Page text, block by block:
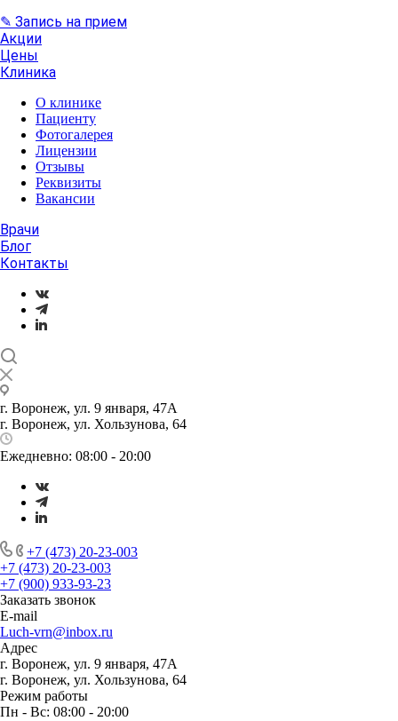
✎ Запись на прием
Акции
Цены
Клиника
О клинике
Пациенту
Фотогалерея
Лицензии
Отзывы
Реквизиты
Вакансии
Врачи
Блог
Контакты
г. Воронеж, ул. 9 января, 47А
г. Воронеж, ул. Хользунова, 64
Ежедневно: 08:00 - 20:00
+7 (473) 20-23-003
+7 (473) 20-23-003
+7 (900) 933-93-23
Заказать звонок
E-mail
Luch-vrn@inbox.ru
Адрес
г. Воронеж, ул. 9 января, 47А
г. Воронеж, ул. Хользунова, 64
Режим работы
Пн - Вс: 08:00 - 20:00